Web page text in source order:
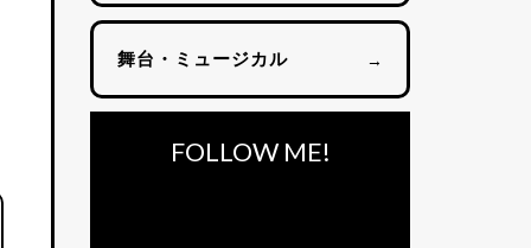
舞台・ミュージカル →
FOLLOW ME!